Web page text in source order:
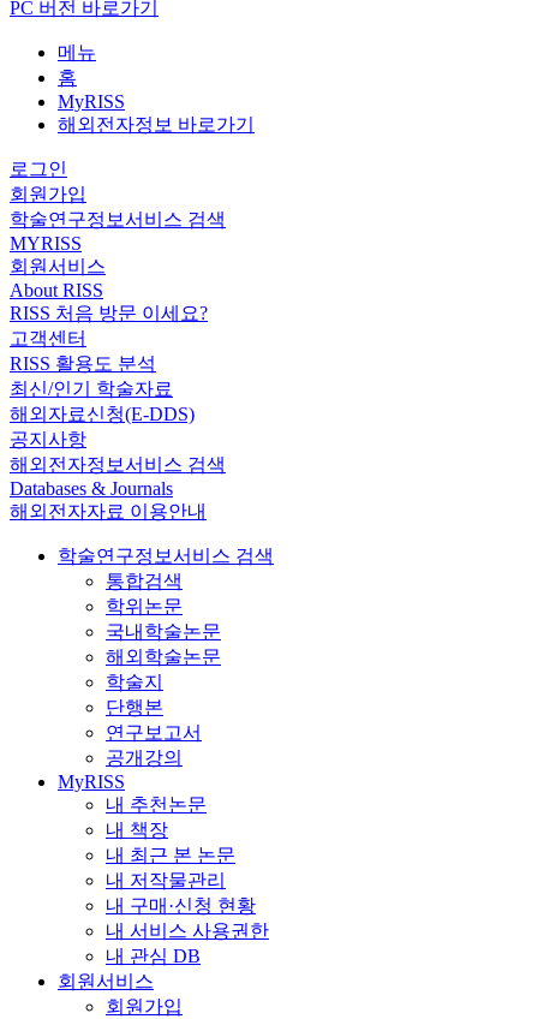
PC 버전 바로가기
메뉴
홈
MyRISS
해외전자정보 바로가기
로그인
회원가입
학술연구정보서비스 검색
MYRISS
회원서비스
About RISS
RISS 처음 방문 이세요?
고객센터
RISS 활용도 분석
최신/인기 학술자료
해외자료신청(E-DDS)
공지사항
해외전자정보서비스 검색
Databases & Journals
해외전자자료 이용안내
학술연구정보서비스 검색
통합검색
학위논문
국내학술논문
해외학술논문
학술지
단행본
연구보고서
공개강의
MyRISS
내 추천논문
내 책장
내 최근 본 논문
내 저작물관리
내 구매·신청 현황
내 서비스 사용권한
내 관심 DB
회원서비스
회원가입